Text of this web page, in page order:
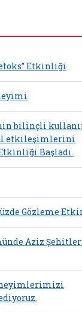
Etkinliği
bilinçli
etkileşimlerini
Başladı.
Gözleme
Aziz